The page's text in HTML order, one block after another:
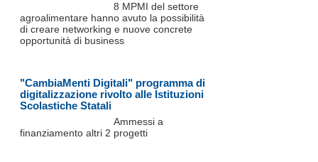
8 MPMI del settore
agroalimentare hanno avuto la possibilità
di creare networking e nuove concrete
opportunità di business
"CambiaMenti Digitali" programma di
digitalizzazione rivolto alle Istituzioni
Scolastiche Statali
Ammessi a
finanziamento altri 2 progetti